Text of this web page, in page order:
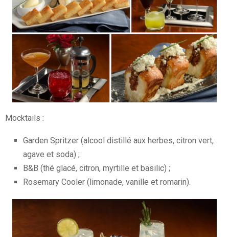
Mocktails :
Garden Spritzer (alcool distillé aux herbes, citron vert,
agave et soda) ;
B&B (thé glacé, citron, myrtille et basilic) ;
Rosemary Cooler (limonade, vanille et romarin).